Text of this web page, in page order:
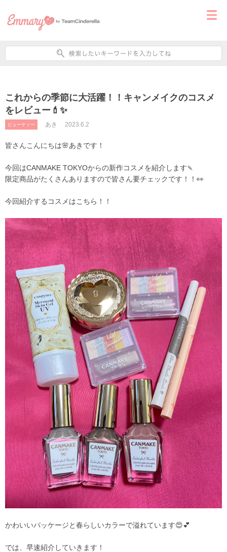
これからの季節に大活躍！！キャンメイクのコスメ
をレビュー💄✨
ビューティー あき 2023.6.2
皆さんこんにちは🌸あきです！
今回はCANMAKE TOKYOからの新作コスメを紹介します🍡
限定商品がたくさんありますので皆さん要チェックです！！👀
今回紹介するコスメはこちら！！
かわいいパッケージと春らしいカラーで溢れています😍💕
では、早速紹介していきます！